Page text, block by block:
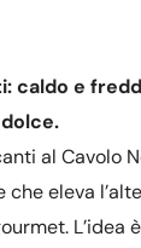
caldo e
al Cavolo
eleva
L’idea